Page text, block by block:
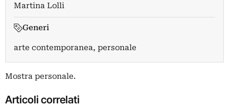
Martina Lolli
Generi
arte contemporanea, personale
Mostra personale.
Articoli correlati